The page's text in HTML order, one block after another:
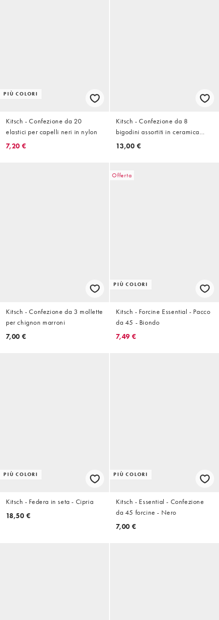
PIÙ COLORI
Kitsch - Confezione da 20
elastici per capelli neri in nylon
7,20 €
Kitsch - Confezione da 8
bigodini assortiti in ceramica
termici
13,00 €
Kitsch - Confezione da 3 mollette
per chignon marroni
7,00 €
Offerta
PIÙ COLORI
Kitsch - Forcine Essential - Pacco
da 45 - Biondo
7,49 €
PIÙ COLORI
Kitsch - Federa in seta - Cipria
18,50 €
PIÙ COLORI
Kitsch - Essential - Confezione
da 45 forcine - Nero
7,00 €